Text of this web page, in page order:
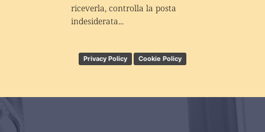
riceverla, controlla la posta
indesiderata...
Privacy Policy Cookie Policy